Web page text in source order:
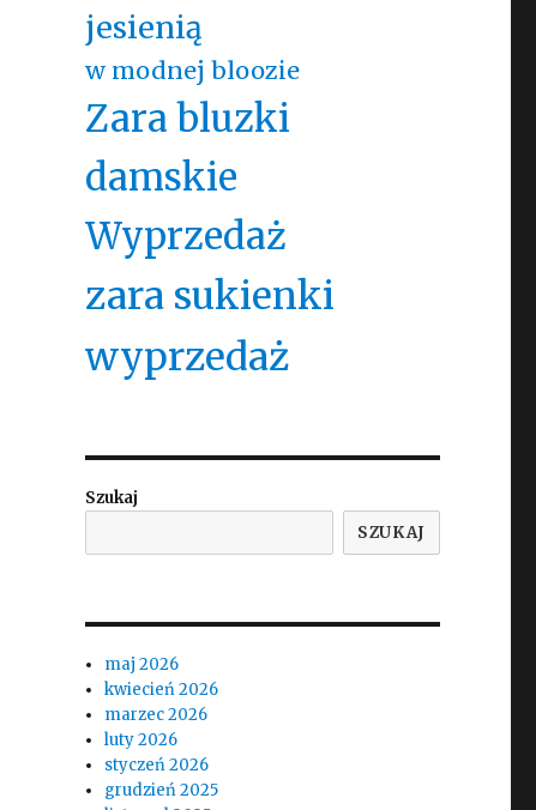
jesienią
w modnej bloozie
Zara bluzki
damskie
Wyprzedaż
zara sukienki
wyprzedaż
Szukaj
SZUKAJ
maj 2026
kwiecień 2026
marzec 2026
luty 2026
styczeń 2026
grudzień 2025